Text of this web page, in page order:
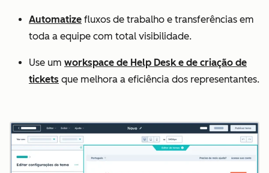
Automatize fluxos de trabalho e transferências em
toda a equipe com total visibilidade.
Use um workspace de Help Desk e de criação de
tickets que melhora a eficiência dos representantes.